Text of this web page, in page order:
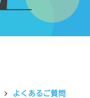
よくあるご質問